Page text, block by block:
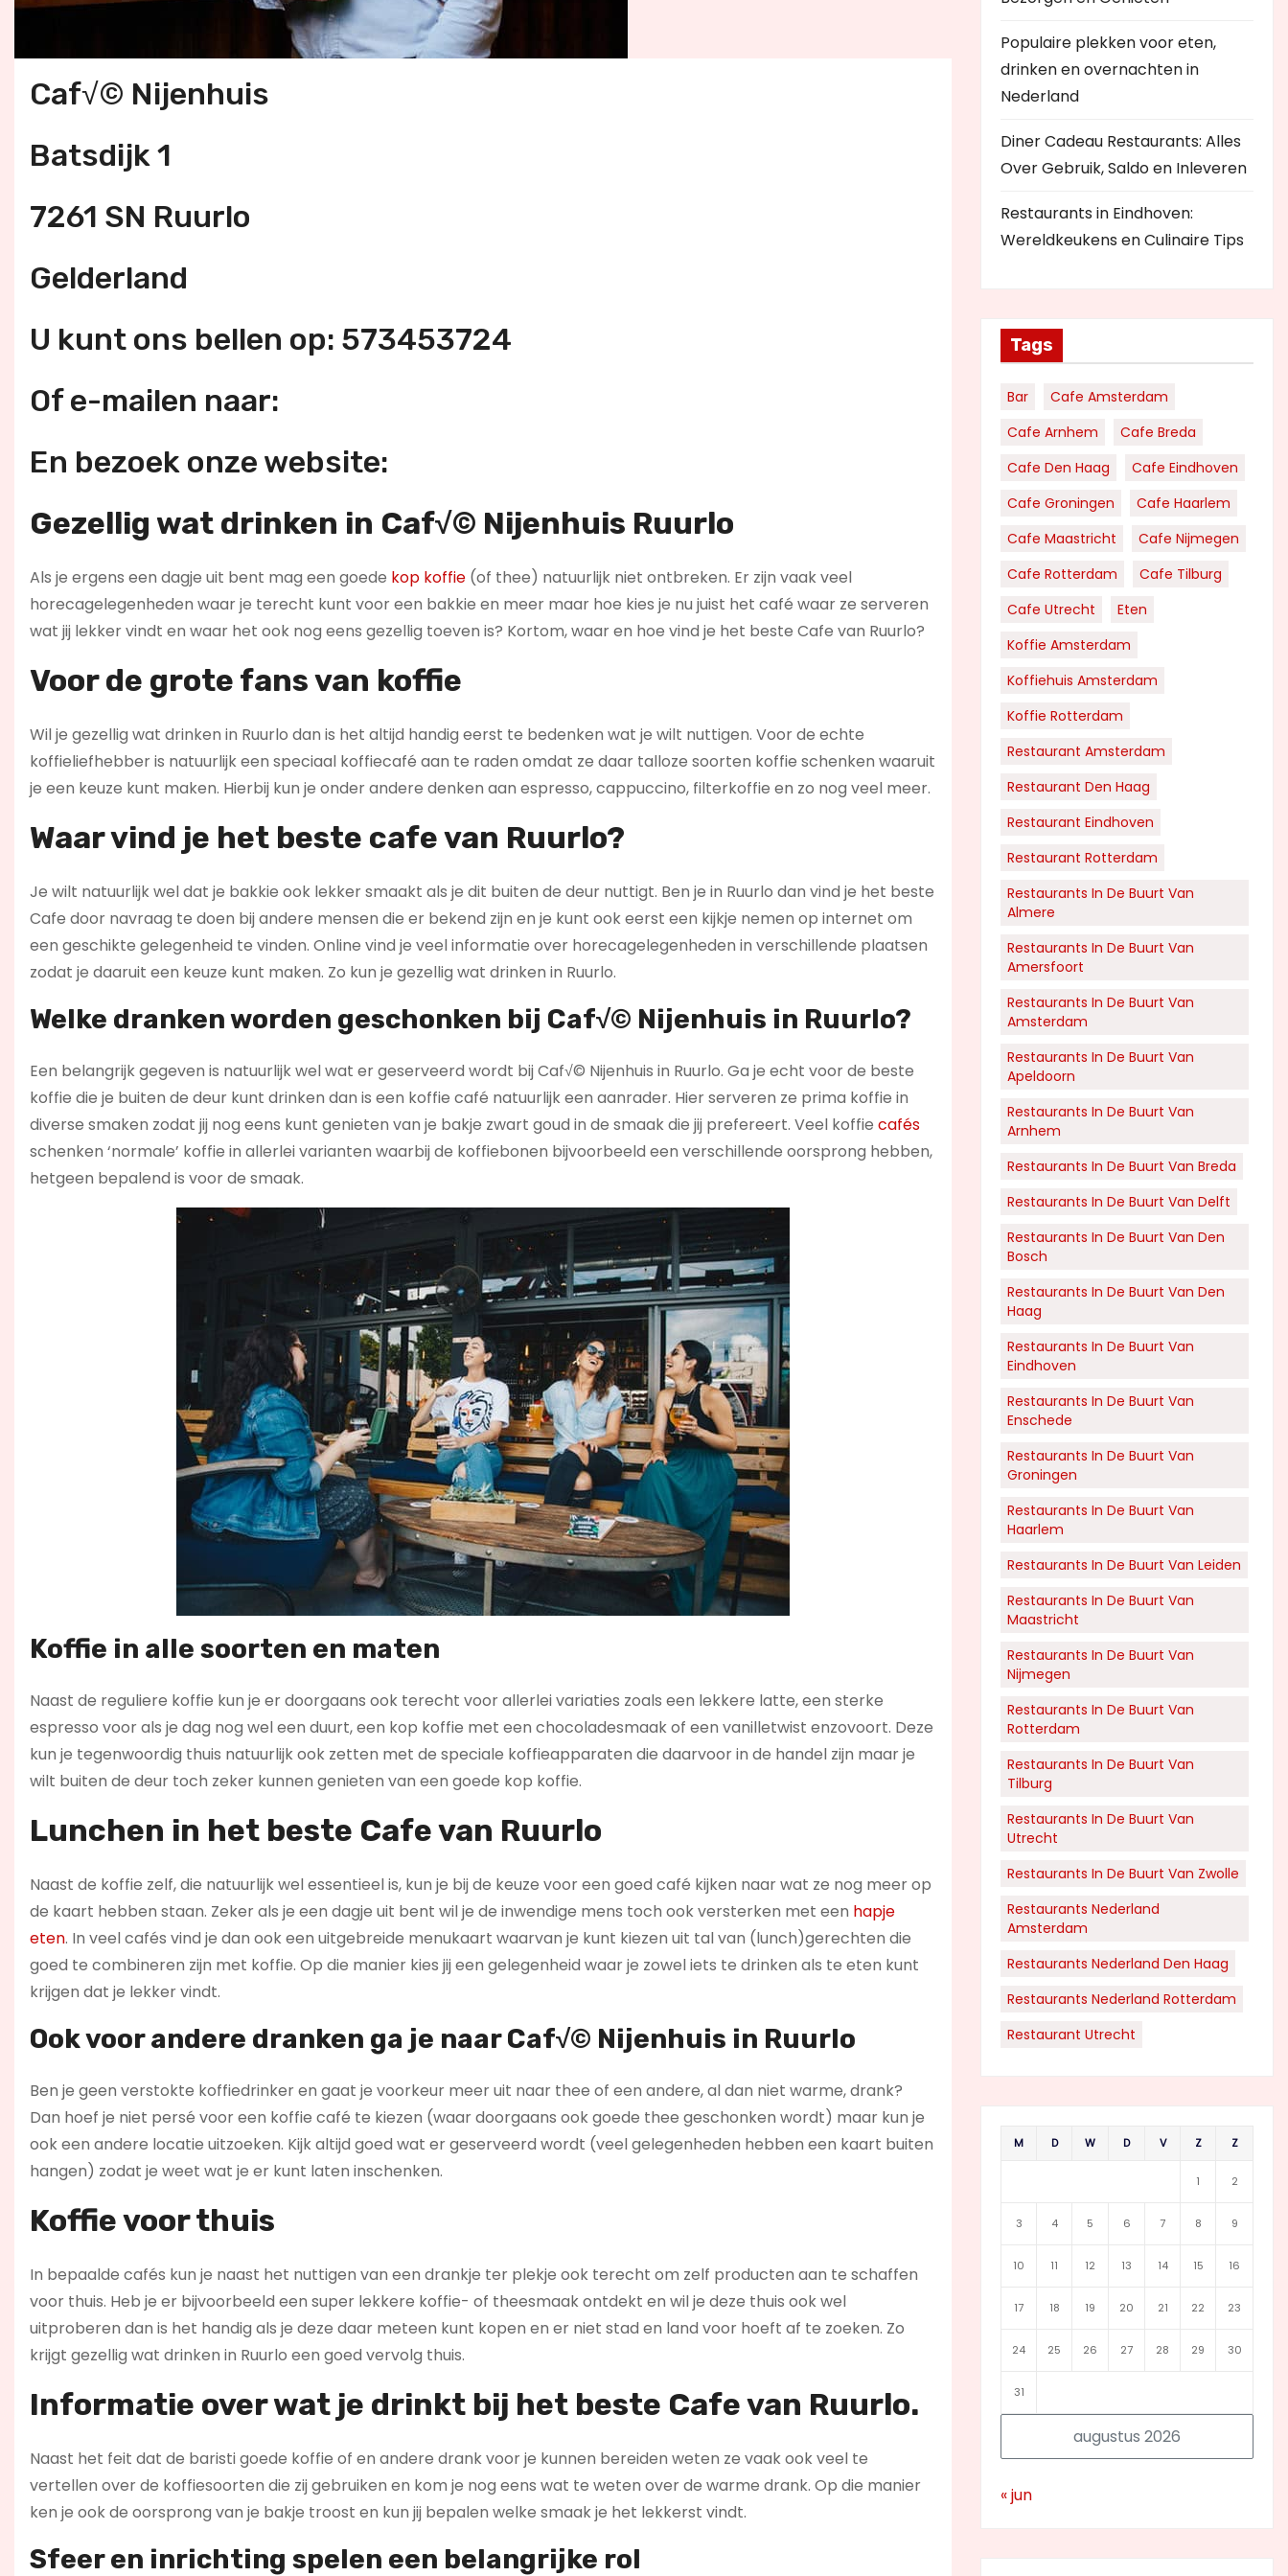
Caf√© Nijenhuis
Batsdijk 1
7261 SN Ruurlo
Gelderland
U kunt ons bellen op: 573453724
Of e-mailen naar:
En bezoek onze website:
Gezellig wat drinken in Caf√© Nijenhuis Ruurlo
Als je ergens een dagje uit bent mag een goede kop koffie (of thee) natuurlijk niet ontbreken. Er zijn vaak veel
horecagelegenheden waar je terecht kunt voor een bakkie en meer maar hoe kies je nu juist het café waar ze serveren
wat jij lekker vindt en waar het ook nog eens gezellig toeven is? Kortom, waar en hoe vind je het beste Cafe van Ruurlo?
Voor de grote fans van koffie
Wil je gezellig wat drinken in Ruurlo dan is het altijd handig eerst te bedenken wat je wilt nuttigen. Voor de echte
koffieliefhebber is natuurlijk een speciaal koffiecafé aan te raden omdat ze daar talloze soorten koffie schenken waaruit
je een keuze kunt maken. Hierbij kun je onder andere denken aan espresso, cappuccino, filterkoffie en zo nog veel meer.
Waar vind je het beste cafe van Ruurlo?
Je wilt natuurlijk wel dat je bakkie ook lekker smaakt als je dit buiten de deur nuttigt. Ben je in Ruurlo dan vind je het beste
Cafe door navraag te doen bij andere mensen die er bekend zijn en je kunt ook eerst een kijkje nemen op internet om
een geschikte gelegenheid te vinden. Online vind je veel informatie over horecagelegenheden in verschillende plaatsen
zodat je daaruit een keuze kunt maken. Zo kun je gezellig wat drinken in Ruurlo.
Welke dranken worden geschonken bij Caf√© Nijenhuis in Ruurlo?
Een belangrijk gegeven is natuurlijk wel wat er geserveerd wordt bij Caf√© Nijenhuis in Ruurlo. Ga je echt voor de beste
koffie die je buiten de deur kunt drinken dan is een koffie café natuurlijk een aanrader. Hier serveren ze prima koffie in
diverse smaken zodat jij nog eens kunt genieten van je bakje zwart goud in de smaak die jij prefereert. Veel koffie cafés
schenken ‘normale’ koffie in allerlei varianten waarbij de koffiebonen bijvoorbeeld een verschillende oorsprong hebben,
hetgeen bepalend is voor de smaak.
Koffie in alle soorten en maten
Naast de reguliere koffie kun je er doorgaans ook terecht voor allerlei variaties zoals een lekkere latte, een sterke
espresso voor als je dag nog wel een duurt, een kop koffie met een chocoladesmaak of een vanilletwist enzovoort. Deze
kun je tegenwoordig thuis natuurlijk ook zetten met de speciale koffieapparaten die daarvoor in de handel zijn maar je
wilt buiten de deur toch zeker kunnen genieten van een goede kop koffie.
Lunchen in het beste Cafe van Ruurlo
Naast de koffie zelf, die natuurlijk wel essentieel is, kun je bij de keuze voor een goed café kijken naar wat ze nog meer op
de kaart hebben staan. Zeker als je een dagje uit bent wil je de inwendige mens toch ook versterken met een hapje
eten. In veel cafés vind je dan ook een uitgebreide menukaart waarvan je kunt kiezen uit tal van (lunch)gerechten die
goed te combineren zijn met koffie. Op die manier kies jij een gelegenheid waar je zowel iets te drinken als te eten kunt
krijgen dat je lekker vindt.
Ook voor andere dranken ga je naar Caf√© Nijenhuis in Ruurlo
Ben je geen verstokte koffiedrinker en gaat je voorkeur meer uit naar thee of een andere, al dan niet warme, drank?
Dan hoef je niet persé voor een koffie café te kiezen (waar doorgaans ook goede thee geschonken wordt) maar kun je
ook een andere locatie uitzoeken. Kijk altijd goed wat er geserveerd wordt (veel gelegenheden hebben een kaart buiten
hangen) zodat je weet wat je er kunt laten inschenken.
Koffie voor thuis
In bepaalde cafés kun je naast het nuttigen van een drankje ter plekje ook terecht om zelf producten aan te schaffen
voor thuis. Heb je er bijvoorbeeld een super lekkere koffie- of theesmaak ontdekt en wil je deze thuis ook wel
uitproberen dan is het handig als je deze daar meteen kunt kopen en er niet stad en land voor hoeft af te zoeken. Zo
krijgt gezellig wat drinken in Ruurlo een goed vervolg thuis.
Informatie over wat je drinkt bij het beste Cafe van Ruurlo.
Naast het feit dat de baristi goede koffie of en andere drank voor je kunnen bereiden weten ze vaak ook veel te
vertellen over de koffiesoorten die zij gebruiken en kom je nog eens wat te weten over de warme drank. Op die manier
ken je ook de oorsprong van je bakje troost en kun jij bepalen welke smaak je het lekkerst vindt.
Sfeer en inrichting spelen een belangrijke rol
Populaire plekken voor eten,
drinken en overnachten in
Nederland
Diner Cadeau Restaurants: Alles
Over Gebruik, Saldo en Inleveren
Restaurants in Eindhoven:
Wereldkeukens en Culinaire Tips
Tags
Bar
Cafe Amsterdam
Cafe Arnhem
Cafe Breda
Cafe Den Haag
Cafe Eindhoven
Cafe Groningen
Cafe Haarlem
Cafe Maastricht
Cafe Nijmegen
Cafe Rotterdam
Cafe Tilburg
Cafe Utrecht
Eten
Koffie Amsterdam
Koffiehuis Amsterdam
Koffie Rotterdam
Restaurant Amsterdam
Restaurant Den Haag
Restaurant Eindhoven
Restaurant Rotterdam
Restaurants In De Buurt Van
Almere
Restaurants In De Buurt Van
Amersfoort
Restaurants In De Buurt Van
Amsterdam
Restaurants In De Buurt Van
Apeldoorn
Restaurants In De Buurt Van
Arnhem
Restaurants In De Buurt Van Breda
Restaurants In De Buurt Van Delft
Restaurants In De Buurt Van Den
Bosch
Restaurants In De Buurt Van Den
Haag
Restaurants In De Buurt Van
Eindhoven
Restaurants In De Buurt Van
Enschede
Restaurants In De Buurt Van
Groningen
Restaurants In De Buurt Van
Haarlem
Restaurants In De Buurt Van Leiden
Restaurants In De Buurt Van
Maastricht
Restaurants In De Buurt Van
Nijmegen
Restaurants In De Buurt Van
Rotterdam
Restaurants In De Buurt Van
Tilburg
Restaurants In De Buurt Van
Utrecht
Restaurants In De Buurt Van Zwolle
Restaurants Nederland
Amsterdam
Restaurants Nederland Den Haag
Restaurants Nederland Rotterdam
Restaurant Utrecht
augustus 2026
M D W D V Z Z
1 2
3 4 5 6 7 8 9
10 11 12 13 14 15 16
17 18 19 20 21 22 23
24 25 26 27 28 29 30
31
« jun